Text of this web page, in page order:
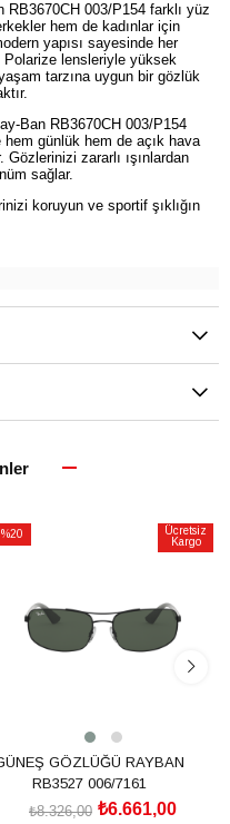
RB3670CH 003/P154 farklı yüz
hem de kadınlar için
yapısı sayesinde her
Polarize lensleriyle yüksek
tarzına uygun bir gözlük
Ban RB3670CH 003/P154
günlük hem de açık hava
Gözlerinizi zararlı ışınlardan
sağlar.
koruyun ve sportif şıklığın
%20
Ücretsiz
Kargo
GÖZLÜĞÜ RAYBAN
RB3527 006/7161
₺6.661,00
₺8.326,00